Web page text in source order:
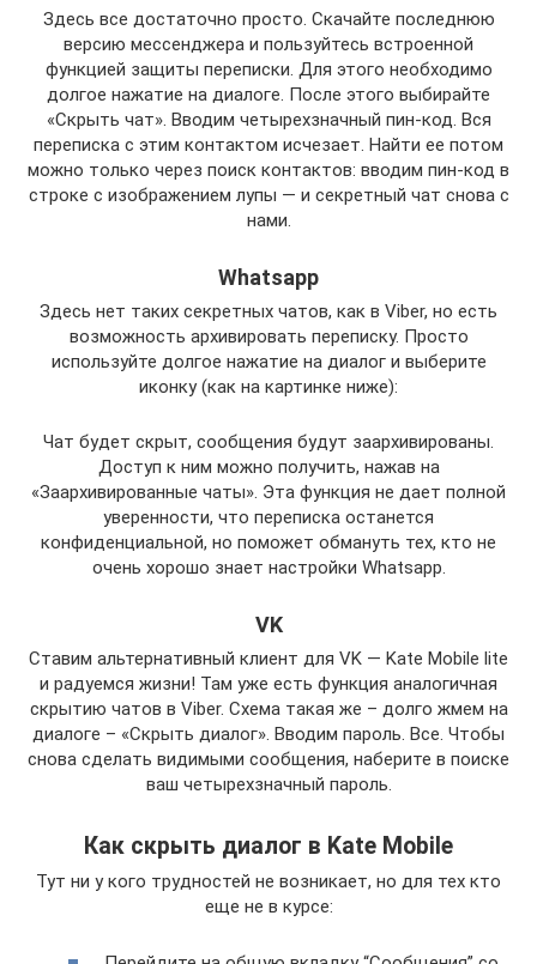
Здесь все достаточно просто. Скачайте последнюю
версию мессенджера и пользуйтесь встроенной
функцией защиты переписки. Для этого необходимо
долгое нажатие на диалоге. После этого выбирайте
«Скрыть чат». Вводим четырехзначный пин-код. Вся
переписка с этим контактом исчезает. Найти ее потом
можно только через поиск контактов: вводим пин-код в
строке с изображением лупы — и секретный чат снова с
нами.
Whatsapp
Здесь нет таких секретных чатов, как в Viber, но есть
возможность архивировать переписку. Просто
используйте долгое нажатие на диалог и выберите
иконку (как на картинке ниже):
Чат будет скрыт, сообщения будут заархивированы.
Доступ к ним можно получить, нажав на
«Заархивированные чаты». Эта функция не дает полной
уверенности, что переписка останется
конфиденциальной, но поможет обмануть тех, кто не
очень хорошо знает настройки Whatsapp.
VK
Ставим альтернативный клиент для VK — Kate Mobile lite
и радуемся жизни! Там уже есть функция аналогичная
скрытию чатов в Viber. Схема такая же – долго жмем на
диалоге – «Скрыть диалог». Вводим пароль. Все. Чтобы
снова сделать видимыми сообщения, наберите в поиске
ваш четырехзначный пароль.
Как скрыть диалог в Kate Mobile
Тут ни у кого трудностей не возникает, но для тех кто
еще не в курсе: